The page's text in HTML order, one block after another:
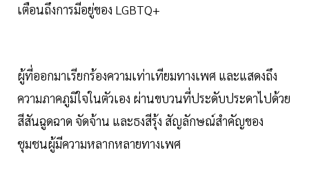
เตือนถึงการมีอยู่ของ LGBTQ+
ผู้ที่ออกมาเรียกร้องความเท่าเทียมทางเพศ และแสดงถึง
ความภาคภูมิใจในตัวเอง ผ่านขบวนที่ประดับประดาไปด้วย
สีสันฉูดฉาด จัดจ้าน และธงสีรุ้ง สัญลักษณ์สำคัญของ
ชุมชนผู้มีความหลากหลายทางเพศ